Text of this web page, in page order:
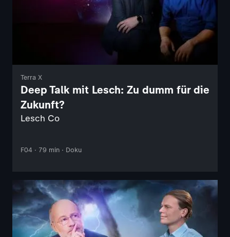
Terra X
Deep Talk mit Lesch: Zu dumm für die
Zukunft?
Lesch Co
F04 · 79 min · Doku